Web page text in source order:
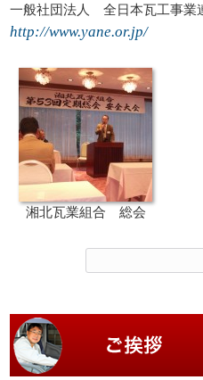
一般社団法人 全日本瓦工事
http://www.yane.or.jp/
湘北瓦業組合 総会